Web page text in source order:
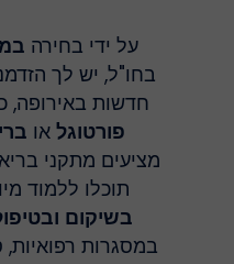
על ידי בחירה
בחו"ל, יש לך
חדשות באירופה,
פורטוגלאו
מציעים מתקני
תוכלו ללמוד
בשיקום ובטיפול
במסגרות רפואיות,